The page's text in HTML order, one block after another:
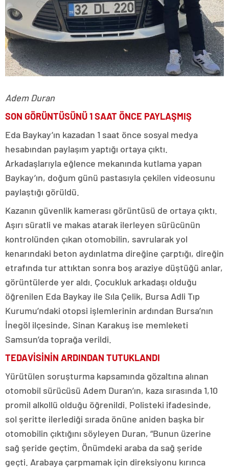
Adem Duran
SON GÖRÜNTÜSÜNÜ 1 SAAT ÖNCE PAYLAŞMIŞ
Eda Baykay’ın kazadan 1 saat önce sosyal medya
hesabından paylaşım yaptığı ortaya çıktı.
Arkadaşlarıyla eğlence mekanında kutlama yapan
Baykay’ın, doğum günü pastasıyla çekilen videosunu
paylaştığı görüldü.
Kazanın güvenlik kamerası görüntüsü de ortaya çıktı.
Aşırı süratli ve makas atarak ilerleyen sürücünün
kontrolünden çıkan otomobilin, savrularak yol
kenarındaki beton aydınlatma direğine çarptığı, direğin
etrafında tur attıktan sonra boş araziye düştüğü anlar,
görüntülerde yer aldı. Çocukluk arkadaşı olduğu
öğrenilen Eda Baykay ile Sıla Çelik, Bursa Adli Tıp
Kurumu’ndaki otopsi işlemlerinin ardından Bursa’nın
İnegöl ilçesinde, Sinan Karakuş ise memleketi
Samsun’da toprağa verildi.
TEDAVİSİNİN ARDINDAN TUTUKLANDI
Yürütülen soruşturma kapsamında gözaltına alınan
otomobil sürücüsü Adem Duran’ın, kaza sırasında 1,10
promil alkollü olduğu öğrenildi. Polisteki ifadesinde,
sol şeritte ilerlediği sırada önüne aniden başka bir
otomobilin çıktığını söyleyen Duran, “Bunun üzerine
sağ şeride geçtim. Önümdeki araba da sağ şeride
geçti. Arabaya çarpmamak için direksiyonu kırınca